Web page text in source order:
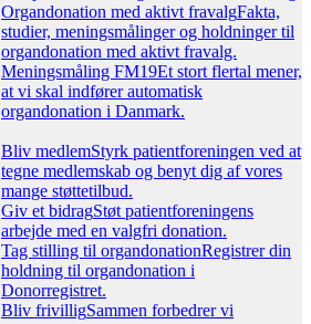
Organdonation med aktivt fravalgFakta,
studier, meningsmålinger og holdninger til
organdonation med aktivt fravalg.
Meningsmåling FM19Et stort flertal mener,
at vi skal indfører automatisk
organdonation i Danmark.
Bliv medlemStyrk patientforeningen ved at
tegne medlemskab og benyt dig af vores
mange støttetilbud.
Giv et bidragStøt patientforeningens
arbejde med en valgfri donation.
Tag stilling til organdonationRegistrer din
holdning til organdonation i
Donorregistret.
Bliv frivilligSammen forbedrer vi